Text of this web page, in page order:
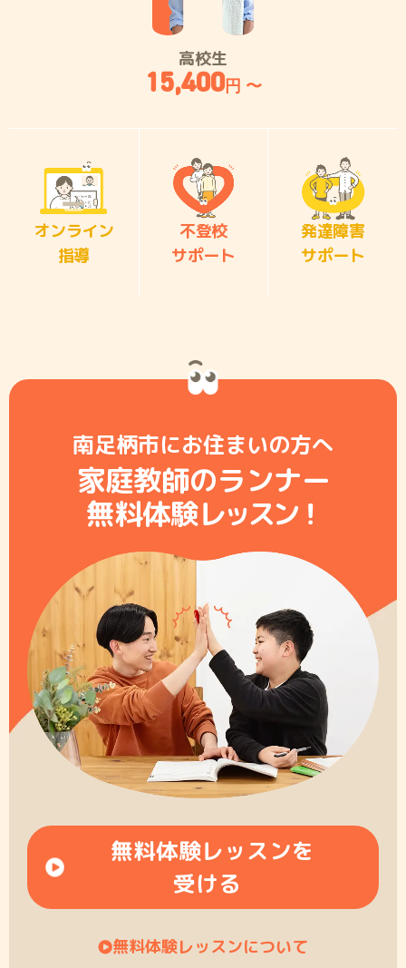
高校生
15,400円 〜
オンライン
指導
不登校
サポート
発達障害
サポート
南足柄市にお住まいの方へ
家庭教師のランナー
無料体験レッスン！
無料体験レッスンを
受ける
無料体験レッスンについて